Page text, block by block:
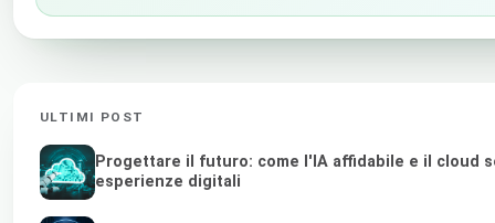
ULTIMI POST
Progettare il futuro: come l'IA affidabile e il cloud
esperienze digitali